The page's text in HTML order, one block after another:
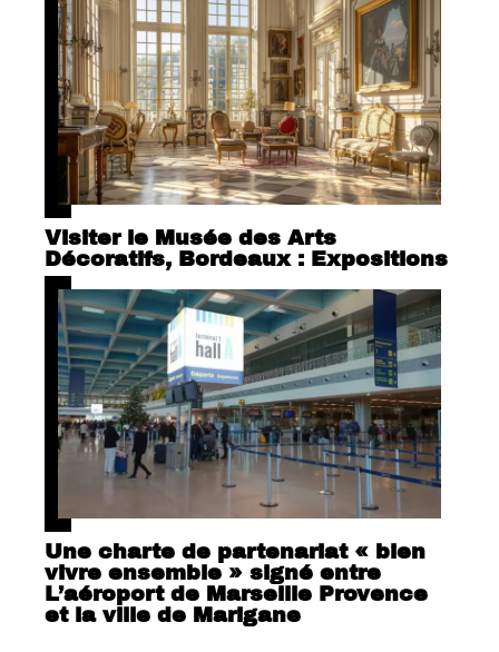
Visiter le Musée des Arts
Décoratifs, Bordeaux : Expositions
Une charte de partenariat « bien
vivre ensemble » signé entre
L’aéroport de Marseille Provence
et la ville de Marigane